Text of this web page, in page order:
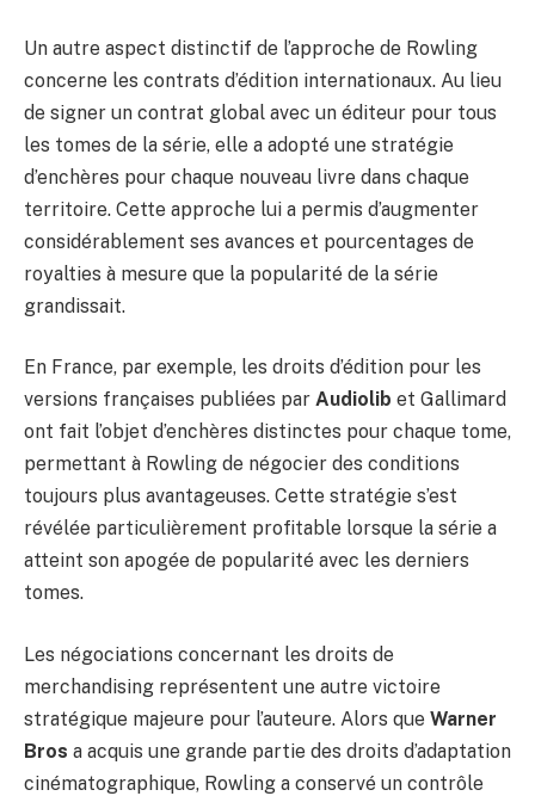
Un autre aspect distinctif de l’approche de Rowling
concerne les contrats d’édition internationaux. Au lieu
de signer un contrat global avec un éditeur pour tous
les tomes de la série, elle a adopté une stratégie
d’enchères pour chaque nouveau livre dans chaque
territoire. Cette approche lui a permis d’augmenter
considérablement ses avances et pourcentages de
royalties à mesure que la popularité de la série
grandissait.
En France, par exemple, les droits d’édition pour les
versions françaises publiées par Audiolib et Gallimard
ont fait l’objet d’enchères distinctes pour chaque tome,
permettant à Rowling de négocier des conditions
toujours plus avantageuses. Cette stratégie s’est
révélée particulièrement profitable lorsque la série a
atteint son apogée de popularité avec les derniers
tomes.
Les négociations concernant les droits de
merchandising représentent une autre victoire
stratégique majeure pour l’auteure. Alors que Warner
Bros a acquis une grande partie des droits d’adaptation
cinématographique, Rowling a conservé un contrôle